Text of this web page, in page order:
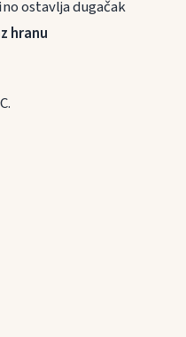
ostavlja dugačak
hranu